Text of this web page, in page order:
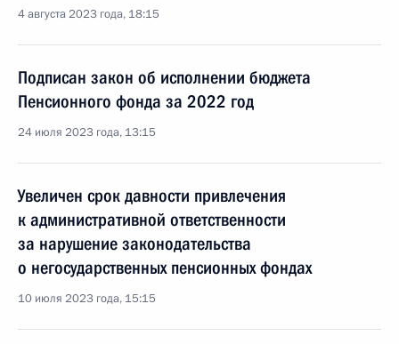
4 августа 2023 года, 18:15
Подписан закон об исполнении бюджета
Пенсионного фонда за 2022 год
24 июля 2023 года, 13:15
Увеличен срок давности привлечения
к административной ответственности
за нарушение законодательства
о негосударственных пенсионных фондах
10 июля 2023 года, 15:15